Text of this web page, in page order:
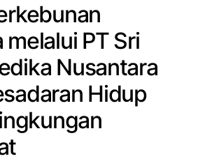
PT Sri
Nusantara
Hidup